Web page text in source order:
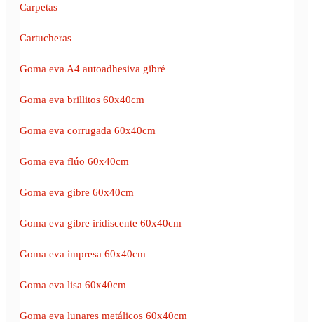
Carpetas
Cartucheras
Goma eva A4 autoadhesiva gibré
Goma eva brillitos 60x40cm
Goma eva corrugada 60x40cm
Goma eva flúo 60x40cm
Goma eva gibre 60x40cm
Goma eva gibre iridiscente 60x40cm
Goma eva impresa 60x40cm
Goma eva lisa 60x40cm
Goma eva lunares metálicos 60x40cm